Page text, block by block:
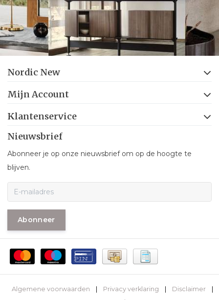
Nordic New
Mijn Account
Klantenservice
Nieuwsbrief
Abonneer je op onze nieuwsbrief om op de hoogte te
blijven.
Abonneer
Algemene voorwaarden Privacy verklaring Disclaimer